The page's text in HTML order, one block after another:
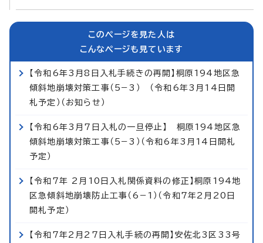
このページを見た人は
こんなページも見ています
【令和6年3月8日入札手続きの再開】桐原194地区急
傾斜地崩壊対策工事（5−3） （令和6年3月14日開
札予定）（お知らせ）
【令和6年3月7日入札の一旦停止】 桐原194地区急
傾斜地崩壊対策工事（5−3）（令和6年3月14日開札
予定）
【令和7年 2月10日入札関係資料の修正】桐原194地
区急傾斜地崩壊防止工事（6−1）（令和7年2月20日
開札予定）
【令和7年2月27日入札手続の再開】安佐北3区33号